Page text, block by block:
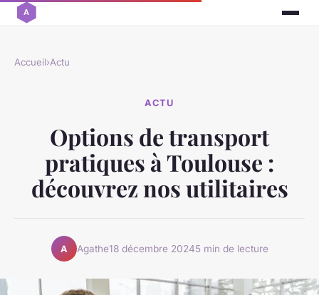
Accueil›Actu
ACTU
Options de transport
pratiques à Toulouse :
découvrez nos utilitaires
A Agathe18 décembre 20245 min de lecture